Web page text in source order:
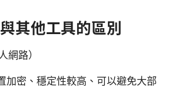
其他工具的區別
網路）
加密、穩定性較高、可以避免大部